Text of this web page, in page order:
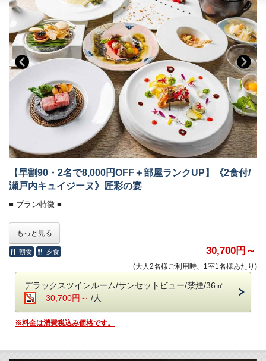
＜ザ・ミュージックルーム＞（7:00～12:00／15:00～24:00）
・ハンギングソファーで音楽を堪能
＜ライブラリー＞（7:00～12:00／15:00～24:00）
・お気に入りの一冊を
■ご予約にあたって■
・12歳以下のお子様はご遠慮いただいております。
・8名様以上のご宿泊は事前にご相談ください。
・バリアフリー、ポーターサービスは未対応です。
・お食事中のドリンクフリー
・会場 レストラン「ザ・マイルストーン」
・時間 17:30／18:30／19:30（完全予約制。予約時にご指定くださ
い）
ご希望のお時間が満席の際は、お時間の変更をお願いする場合がござ
います。
■-朝のごちそう《和食御膳》-■
炊きたて土鍋ご飯のふわりと広がる甘い香り、
みずみずしい朝採れ野菜、濃厚な牧場直送の牛乳
契約農家や牧場から毎朝届く新鮮食材を使い、
一品一品丁寧に仕上げた、心と体にやさしい朝食です。
・会場 レストラン「ザ・マイルストーン」
・時間 7：00～10：00
全館モダンデザインで統一された館内は、
大人の休日を過ごす 「大人の贅沢旅」にぴったり。
ホテル内のドリンクやおつまみなどは、ご宿泊料金に含まれます。
＜高濃度ラジウム温泉＞（6:00～10:00／15:30～24:00）
・「万病の湯」と称される名湯と、
讃岐平野を望む絶景の半露天風呂が魅力。
・湯上がりラウンジ：生ビール＆ドリンク、アイスクリーム
・スポットラウンジ：讃岐うどんのお夜食（21:00～23:30）
【早割90・2名で8,000円OFF＋部屋ランクUP】《2食付/
瀬戸内キュイジーヌ》匠彩の宴
■-プラン特徴-■
さらに、お二人なら8,000円OFFになるお得なプランです。
※表示されている料金は、すでにワンランク下の
お客様のお好みでご希望のお部屋をご選択ください。
■-《夕食》瀬戸の恵みを雅に味わえる瀬戸内キュイジーヌ-■
和の品格とフレンチの美学が調和するフレンチ懐石に、
さらに趣向を凝らした数皿を重ねて。
特別な夜にふさわしい、一段上の美食体験をお届けします。
もっと見る
朝食 夕食 30,700円～
(大人2名様ご利用時、1室1名様あたり)
デラックスツインルーム/サンセットビュー/禁煙/36㎡
30,700円～ /人
※料金は消費税込み価格です。